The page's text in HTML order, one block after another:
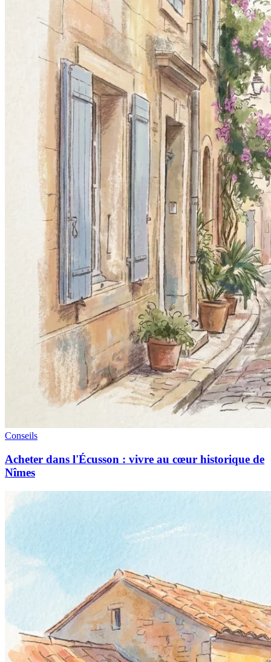
Conseils
Acheter dans l'Écusson : vivre au cœur historique de
Nîmes